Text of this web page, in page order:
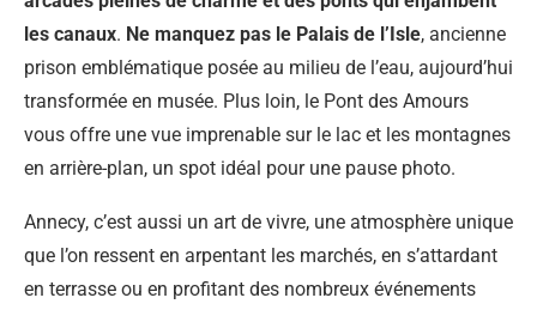
les canaux. Ne manquez pas le Palais de l’Isle, ancienne
prison emblématique posée au milieu de l’eau, aujourd’hui
transformée en musée. Plus loin, le Pont des Amours
vous offre une vue imprenable sur le lac et les montagnes
en arrière-plan, un spot idéal pour une pause photo.
Annecy, c’est aussi un art de vivre, une atmosphère unique
que l’on ressent en arpentant les marchés, en s’attardant
en terrasse ou en profitant des nombreux événements